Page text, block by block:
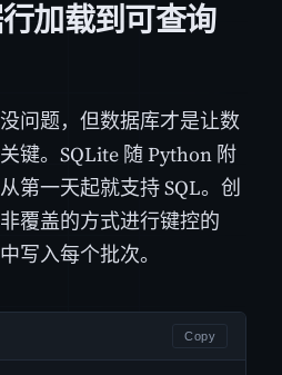
加载到可查询
问题，但数据库才是让数
键。SQLite 随 Python 附
第一天起就支持 SQL。创
覆盖的方式进行键控的
写入每个批次。
Copy